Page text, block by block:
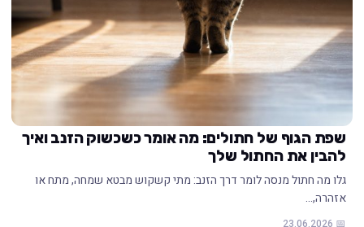
שפת הגוף של חתולים: מה אומר כשכשוק הזנב ואיך
להבין את החתול שלך
גלו מה חתול מנסה לומר דרך הזנב: מתי קשקוש מבטא שמחה, מתח או
אזהרה,…
📅 23.06.2026